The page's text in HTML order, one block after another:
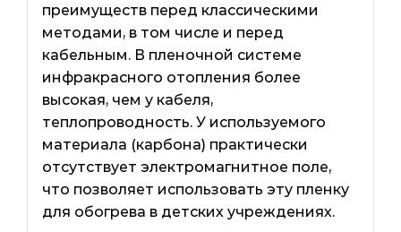
преимуществ перед классическими
методами, в том числе и перед
кабельным. В пленочной системе
инфракрасного отопления более
высокая, чем у кабеля,
теплопроводность. У используемого
материала (карбона) практически
отсутствует электромагнитное поле,
что позволяет использовать эту пленку
для обогрева в детских учреждениях.